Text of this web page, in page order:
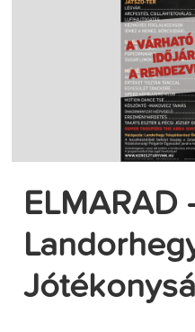
ELMARAD